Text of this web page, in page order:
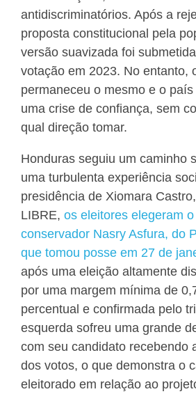
antidiscriminatórios. Após a
proposta constitucional pela
versão suavizada foi
votação em 2023. No entanto,
permaneceu o mesmo e o
uma crise de confiança, sem
qual direção tomar.
Honduras seguiu um caminho
uma turbulenta experiência
presidência de Xiomara
LIBRE, os eleitores elegeram
conservador Nasry Asfura, do
que tomou posse em 27 de
após uma eleição altamente
por uma margem mínima de
percentual e confirmada pelo
esquerda sofreu uma grande
com seu candidato recebendo
dos votos, o que demonstra o
eleitorado em relação ao